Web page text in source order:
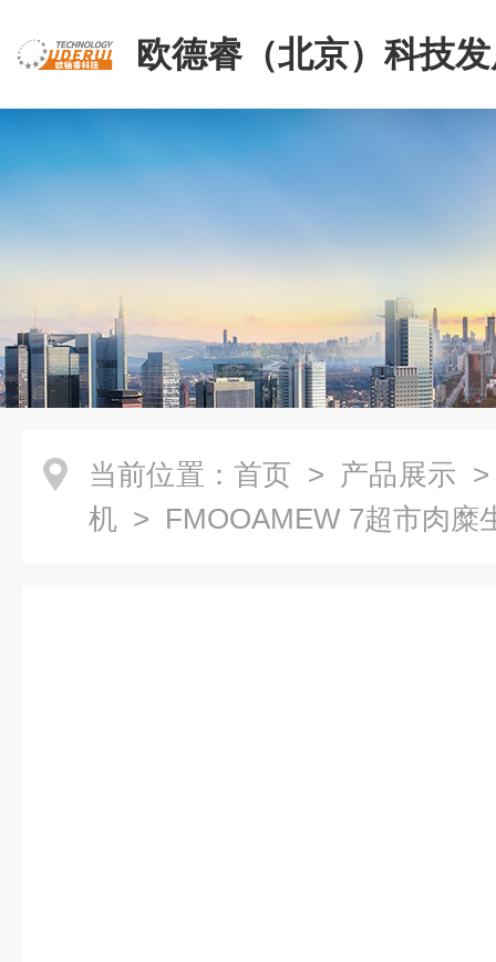
欧德睿（北京）科技
公司
当前位置： 首页 > 产品展示
机 > FMOOAMEW 7超市肉糜